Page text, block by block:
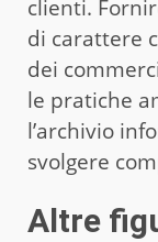
clienti.
di carattere
dei
le pratiche
l’archivio
svolgere
Altre